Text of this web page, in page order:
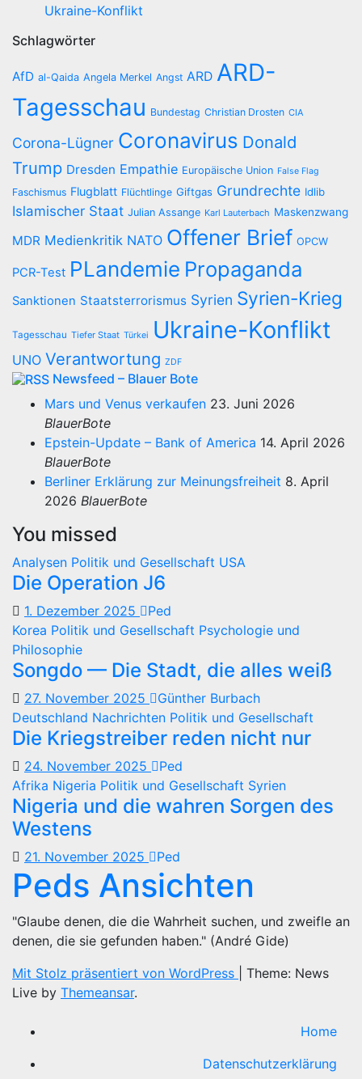
Ukraine-Konflikt
Schlagwörter
AfD al-Qaida Angela Merkel Angst ARD ARD-
Tagesschau Bundestag Christian Drosten CIA
Corona-Lügner Coronavirus Donald
Trump Dresden Empathie Europäische Union False Flag
Faschismus Flugblatt Flüchtlinge Giftgas Grundrechte Idlib
Islamischer Staat Julian Assange Karl Lauterbach Maskenzwang
MDR Medienkritik NATO Offener Brief OPCW
PCR-Test PLandemie Propaganda
Sanktionen Staatsterrorismus Syrien Syrien-Krieg
Tagesschau Tiefer Staat Türkei Ukraine-Konflikt
UNO Verantwortung ZDF
Newsfeed – Blauer Bote
Mars und Venus verkaufen 23. Juni 2026
BlauerBote
Epstein-Update – Bank of America 14. April 2026
BlauerBote
Berliner Erklärung zur Meinungsfreiheit 8. April
2026 BlauerBote
You missed
Analysen Politik und Gesellschaft USA
Die Operation J6
1. Dezember 2025
Ped
Korea Politik und Gesellschaft Psychologie und
Philosophie
Songdo — Die Stadt, die alles weiß
27. November 2025
Günther Burbach
Deutschland Nachrichten Politik und Gesellschaft
Die Kriegstreiber reden nicht nur
24. November 2025
Ped
Afrika Nigeria Politik und Gesellschaft Syrien
Nigeria und die wahren Sorgen des
Westens
21. November 2025 Ped
Peds Ansichten
"Glaube denen, die die Wahrheit suchen, und zweifle an
denen, die sie gefunden haben." (André Gide)
Mit Stolz präsentiert von WordPress
Theme: News
Live by Themeansar.
Home
Datenschutzerklärung